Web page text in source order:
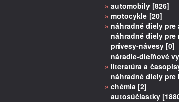
» automobily [826]
» motocykle [20]
» náhradné diely pre
náhradné diely pre
prívesy-návesy [0]
náradie-dieľňové
» literatúra a
náhradné diely pre
» chémia [2]
autosúčiastky